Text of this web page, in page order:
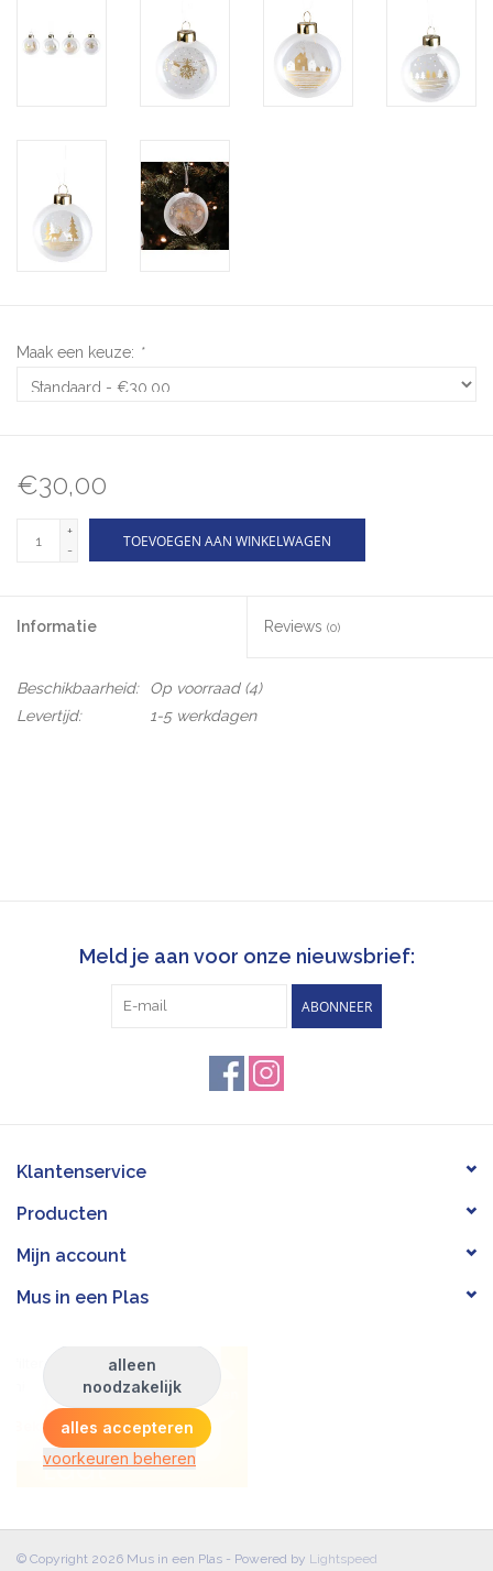
Maak een keuze: *
€30,00
+
-
TOEVOEGEN AAN WINKELWAGEN
Informatie Reviews (0)
Beschikbaarheid: Op voorraad(4)
Levertijd:
1-5 werkdagen
Meld je aan voor onze nieuwsbrief:
ABONNEER
Klantenservice
Producten
Mijn account
Mus in een Plas
© Copyright 2026 Mus in een Plas - Powered by Lightspeed